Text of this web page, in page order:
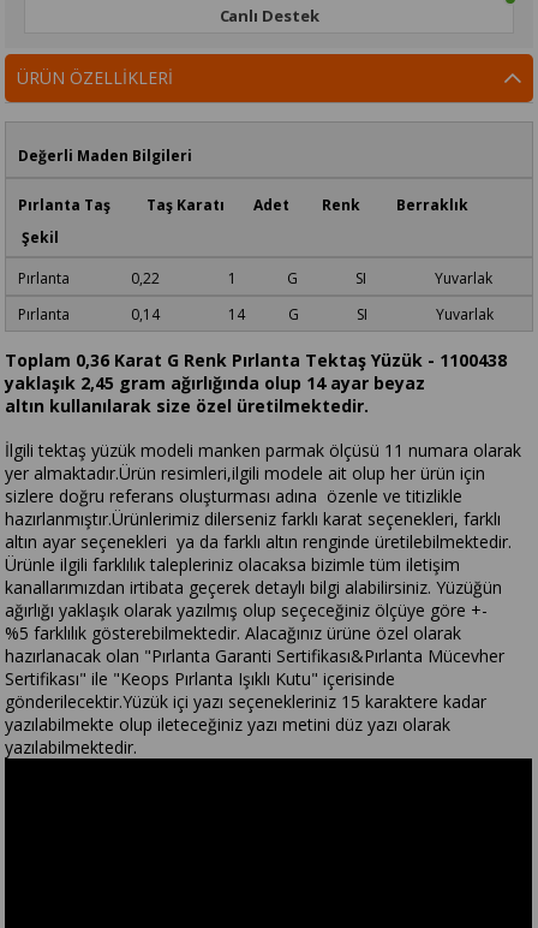
Canlı Destek
ÜRÜN ÖZELLIKLERI
Değerli Maden Bilgileri
Pırlanta Taş Taş Karatı Adet Renk Berraklık
Şekil
Pırlanta 0,22 1 G SI Yuvarlak
Pırlanta 0,14 14 G SI Yuvarlak
Toplam 0,36 Karat G Renk Pırlanta Tektaş Yüzük - 1100438
yaklaşık 2,45 gram ağırlığında olup 14 ayar beyaz
altın kullanılarak size özel üretilmektedir.
İlgili tektaş yüzük modeli manken parmak ölçüsü 11 numara olarak
yer almaktadır.Ürün resimleri,ilgili modele ait olup her ürün için
sizlere doğru referans oluşturması adına özenle ve titizlikle
hazırlanmıştır.Ürünlerimiz dilerseniz farklı karat seçenekleri, farklı
altın ayar seçenekleri ya da farklı altın renginde üretilebilmektedir.
Ürünle ilgili farklılık talepleriniz olacaksa bizimle tüm iletişim
kanallarımızdan irtibata geçerek detaylı bilgi alabilirsiniz. Yüzüğün
ağırlığı yaklaşık olarak yazılmış olup seçeceğiniz ölçüye göre +-
%5 farklılık gösterebilmektedir. Alacağınız ürüne özel olarak
hazırlanacak olan "Pırlanta Garanti Sertifikası&Pırlanta Mücevher
Sertifikası" ile "Keops Pırlanta Işıklı Kutu" içerisinde
gönderilecektir.Yüzük içi yazı seçenekleriniz 15 karaktere kadar
yazılabilmekte olup ileteceğiniz yazı metini düz yazı olarak
yazılabilmektedir.